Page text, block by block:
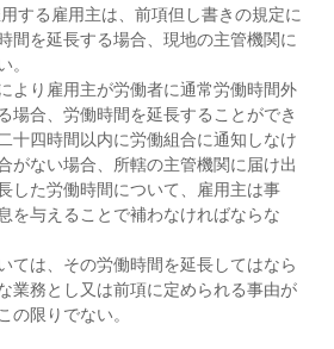
する雇用主は、前項但し書きの規定に
間を延長する場合、現地の主管機関に
。
より雇用主が労働者に通常労働時間外
場合、労働時間を延長することができ
十四時間以内に労働組合に通知しなけ
がない場合、所轄の主管機関に届け出
した労働時間について、雇用主は事
を与えることで補わなければならな
ては、その労働時間を延長してはなら
業務とし又は前項に定められる事由が
の限りでない。